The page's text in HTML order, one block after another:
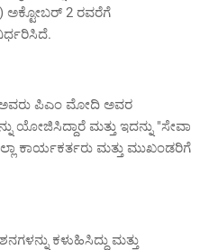
ಅಕ್ಟೋಬರ್ 2 ರವರೆಗೆ
ಅವರು ಪಿಎಂ ಮೋದಿ ಅವರ
ಯೋಜಿಸಿದ್ದಾರೆ ಮತ್ತು ಇದನ್ನು "ಸೇವಾ
ಕಾರ್ಯಕರ್ತರು ಮತ್ತು ಮುಖಂಡರಿಗೆ
ಕಳುಹಿಸಿದ್ದು ಮತ್ತು